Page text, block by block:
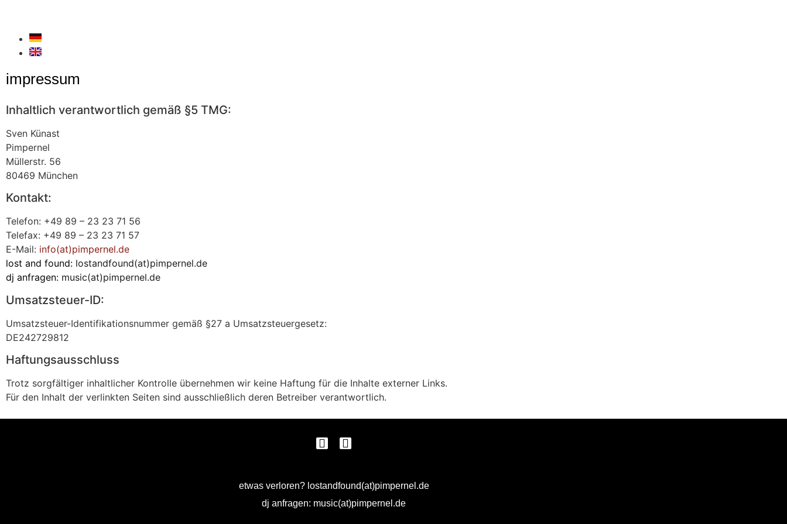
impressum
Inhaltlich verantwortlich gemäß §5 TMG:
Sven Künast
Pimpernel
Müllerstr. 56
80469 München
Kontakt:
Telefon: +49 89 – 23 23 71 56
Telefax: +49 89 – 23 23 71 57
E-Mail: info(at)pimpernel.de
lost and found: lostandfound(at)pimpernel.de
dj anfragen: music(at)pimpernel.de
Umsatzsteuer-ID:
Umsatzsteuer-Identifikationsnummer gemäß §27 a Umsatzsteuergesetz:
DE242729812
Haftungsausschluss
Trotz sorgfältiger inhaltlicher Kontrolle übernehmen wir keine Haftung für die Inhalte externer Links.
Für den Inhalt der verlinkten Seiten sind ausschließlich deren Betreiber verantwortlich.
etwas verloren? lostandfound(at)pimpernel.de
dj anfragen: music(at)pimpernel.de